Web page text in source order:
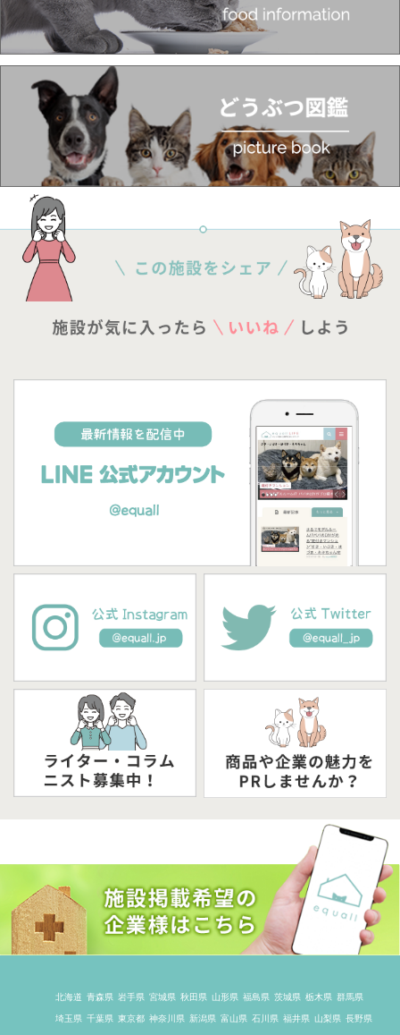
北海道 青森県 岩手県 宮城県 秋田県 山形県 福島県 茨城県 栃木県 群馬県
埼玉県 千葉県 東京都 神奈川県 新潟県 富山県 石川県 福井県 山梨県 長野県